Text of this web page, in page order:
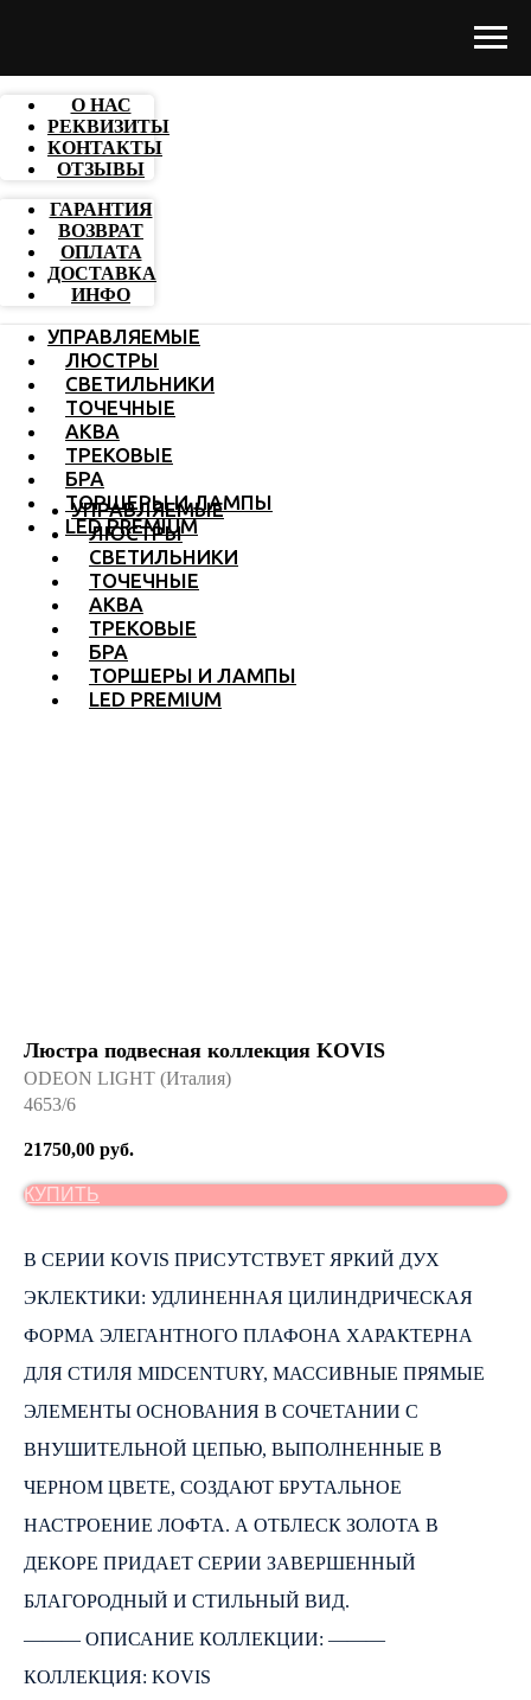
О НАС
РЕКВИЗИТЫ
КОНТАКТЫ
ОТЗЫВЫ
ГАРАНТИЯ
ВОЗВРАТ
ОПЛАТА
ДОСТАВКА
ИНФО
УПРАВЛЯЕМЫЕ
ЛЮСТРЫ
СВЕТИЛЬНИКИ
ТОЧЕЧНЫЕ
АКВА
ТРЕКОВЫЕ
БРА
ТОРШЕРЫ И ЛАМПЫ
LED PREMIUM
УПРАВЛЯЕМЫЕ
ЛЮСТРЫ
СВЕТИЛЬНИКИ
ТОЧЕЧНЫЕ
АКВА
ТРЕКОВЫЕ
БРА
ТОРШЕРЫ И ЛАМПЫ
LED PREMIUM
Люстра подвесная коллекция KOVIS
ODEON LIGHT (Италия)
4653/6
21750,00 руб.
КУПИТЬ
В СЕРИИ KOVIS ПРИСУТСТВУЕТ ЯРКИЙ ДУХ
ЭКЛЕКТИКИ: УДЛИНЕННАЯ ЦИЛИНДРИЧЕСКАЯ
ФОРМА ЭЛЕГАНТНОГО ПЛАФОНА ХАРАКТЕРНА
ДЛЯ СТИЛЯ MIDCENTURY, МАССИВНЫЕ ПРЯМЫЕ
ЭЛЕМЕНТЫ ОСНОВАНИЯ В СОЧЕТАНИИ С
ВНУШИТЕЛЬНОЙ ЦЕПЬЮ, ВЫПОЛНЕННЫЕ В
ЧЕРНОМ ЦВЕТЕ, СОЗДАЮТ БРУТАЛЬНОЕ
НАСТРОЕНИЕ ЛОФТА. А ОТБЛЕСК ЗОЛОТА В
ДЕКОРЕ ПРИДАЕТ СЕРИИ ЗАВЕРШЕННЫЙ
БЛАГОРОДНЫЙ И СТИЛЬНЫЙ ВИД.
――― ОПИСАНИЕ КОЛЛЕКЦИИ: ―――
КОЛЛЕКЦИЯ: KOVIS